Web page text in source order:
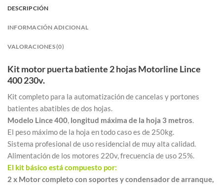
DESCRIPCIÓN
INFORMACIÓN ADICIONAL
VALORACIONES (0)
Kit motor puerta batiente 2 hojas Motorline Lince
400 230v.
Kit completo para la automatización de cancelas y portones
batientes abatibles de dos hojas.
Modelo Lince 400, longitud máxima de la hoja 3 metros.
El peso máximo de la hoja en todo caso es de 250kg.
Sistema profesional de uso residencial de muy alta calidad.
Alimentación de los motores 220v, frecuencia de uso 25%.
El kit básico está compuesto por:
2 x Motor completo con soportes y condensador de arranque,